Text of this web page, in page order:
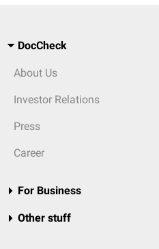
DocCheck
About Us
Investor Relations
Press
Career
For Business
Other stuff